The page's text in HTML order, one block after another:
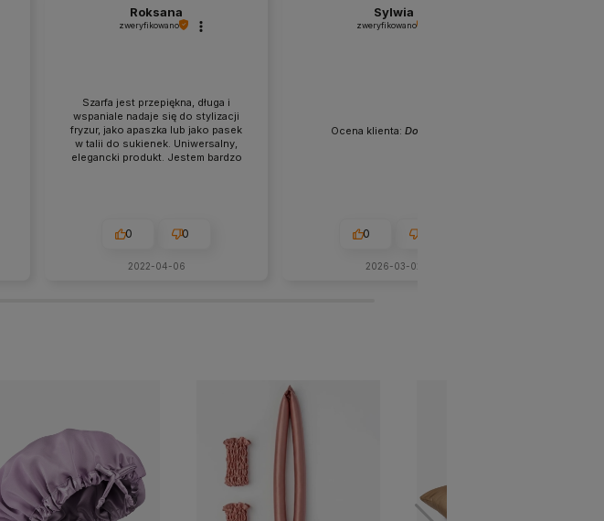
Roksana
zweryfikowano
Szarfa jest przepiękna, długa i
wspaniale nadaje się do stylizacji
fryzur, jako apaszka lub jako pasek
w talii do sukienek. Uniwersalny,
elegancki produkt. Jestem bardzo
0 0
2022-04-06
Sylwia
zweryfikowano
Ocena klienta: Doskonale
0
2026-03-02